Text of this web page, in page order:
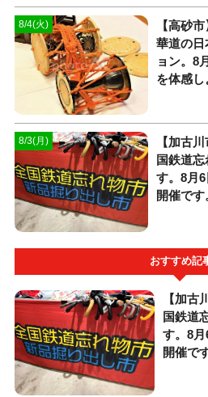
8/4(火)
【高砂
華道の日
ョン。8
を体感し
8/3(月)
【加古
国鉄道
す。8月
開催です
おすすめ記
【加古
国鉄道
す。8
開催で